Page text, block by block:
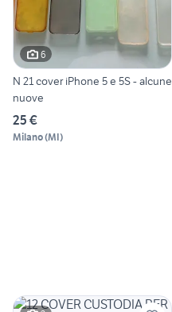
6
N 21 cover iPhone 5 e 5S - alcune
nuove
25 €
Milano(MI)